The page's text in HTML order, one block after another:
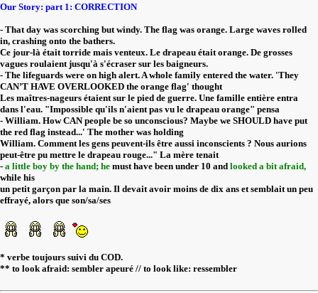
Our Story: part 1: CORRECTION
- That day was scorching but windy. The flag was orange. Large waves rolled
in, crashing onto the bathers.
Ce jour-là était torride mais venteux. Le drapeau était orange. De grosses
vagues roulaient jusqu'à s'écraser sur les baigneurs.
- The lifeguards were on high alert. A whole family entered the water. 'They
CAN’T HAVE OVERLOOKED the orange flag' thought
Les maîtres-nageurs étaient sur le pied de guerre. Une famille entière entra
dans l'eau. "Impossible qu'ils n'aient pas vu le drapeau orange" pensa
- William. How CAN people be so unconscious? Maybe we SHOULD have put
the red flag instead...' The mother was holding
William. Comment les gens peuvent-ils être aussi inconscients ? Nous aurions
peut-être pu mettre le drapeau rouge..." La mère tenait
- a little boy by the hand; he must have been under 10 and looked a bit afraid,
while his
un petit garçon par la main. Il devait avoir moins de dix ans et semblait un peu
effrayé, alors que son/sa/ses
* verbe toujours suivi du COD.
** to look afraid: sembler apeuré // to look like: ressembler